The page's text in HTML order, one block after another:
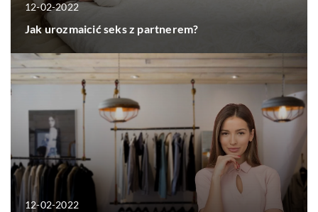
12-02-2022
Jak urozmaicić seks z partnerem?
12-02-2022